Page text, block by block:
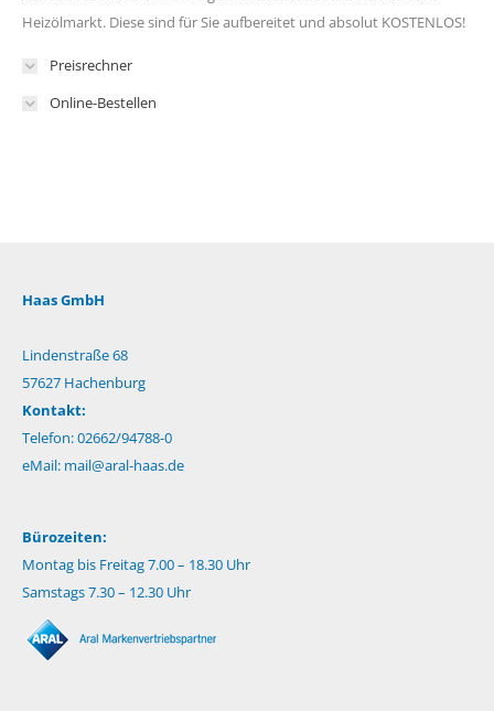
Heizölmarkt. Diese sind für Sie aufbereitet und absolut KOSTENLOS!
Preisrechner
Online-Bestellen
Haas GmbH
Lindenstraße 68
57627 Hachenburg
Kontakt:
Telefon: 02662/94788-0
eMail: mail@aral-haas.de
Bürozeiten:
Montag bis Freitag 7.00 – 18.30 Uhr
Samstags 7.30 – 12.30 Uhr